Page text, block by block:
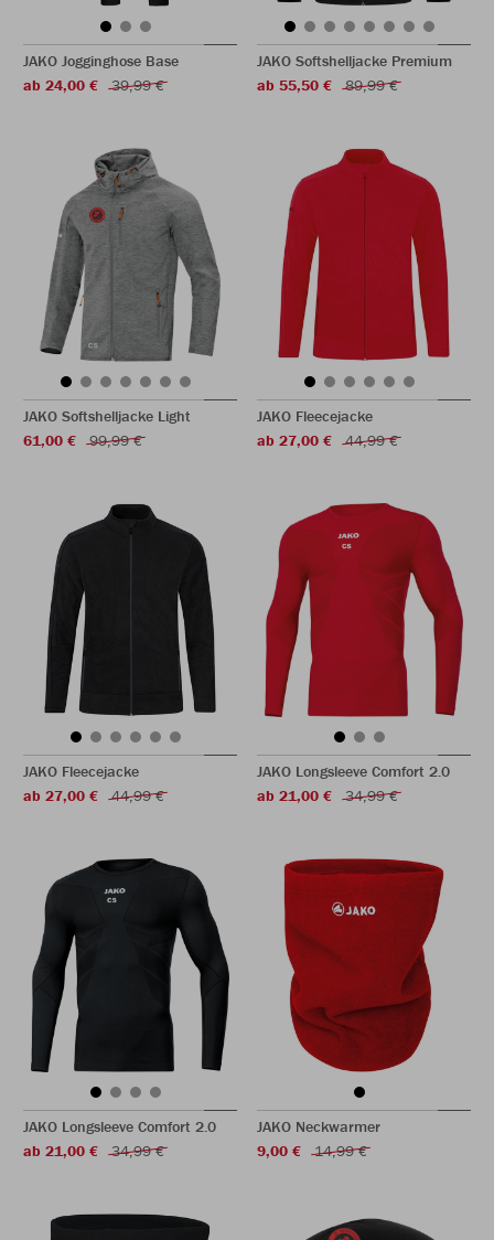
JAKO Jogginghose Base
ab 24,00 €
39,99 €
JAKO Softshelljacke Premium
ab 55,50 €
89,99 €
JAKO Softshelljacke Light
61,00 €
99,99 €
JAKO Fleecejacke
ab 27,00 €
44,99 €
JAKO Fleecejacke
ab 27,00 €
44,99 €
JAKO Longsleeve Comfort 2.0
ab 21,00 €
34,99 €
JAKO Longsleeve Comfort 2.0
ab 21,00 €
34,99 €
JAKO Neckwarmer
9,00 €
14,99 €